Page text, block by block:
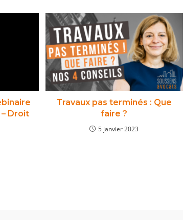
– Droit
Travaux pas terminés : Que
faire ?
5 janvier 2023